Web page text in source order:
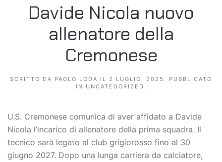
Davide Nicola nuovo
allenatore della
Cremonese
SCRITTO DA PAOLO LODA IL 2 LUGLIO, 2025 . PUBBLICATO
IN UNCATEGORIZED .
U.S. Cremonese comunica di aver affidato a Davide
Nicola l’incarico di allenatore della prima squadra. Il
tecnico sarà legato al club grigiorosso fino al 30
giugno 2027. Dopo una lunga carriera da calciatore,